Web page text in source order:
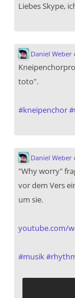
Liebes Skype,
Daniel Weber
toto".
#kneipenchor#
Daniel Weber
"Why worry"
vor dem Vers
um sie.
youtube.com/
#musik#